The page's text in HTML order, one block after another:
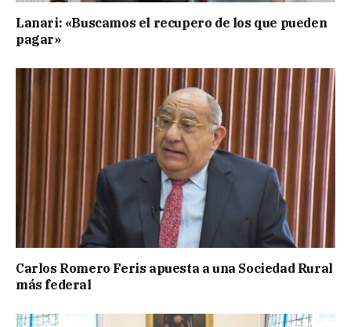
Lanari: «Buscamos el recupero de los que pueden
pagar»
Carlos Romero Feris apuesta a una Sociedad Rural
más federal